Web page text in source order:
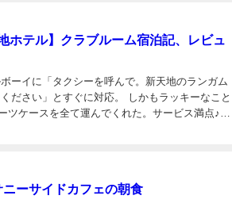
ホテル】クラブルーム宿泊記、レビュ
ーイに「タクシーを呼んで。新天地のランガム
ださい」とすぐに対応。 しかもラッキーなこと
ケースを全て運んでくれた。サービス満点♪
ーサイドカフェの朝食